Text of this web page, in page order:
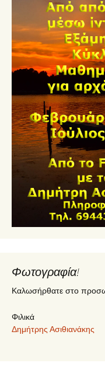
Φωτογραφία!
Καλωσήρθατε στο
Φιλικά
Δημήτρης Ασιθιανάκης